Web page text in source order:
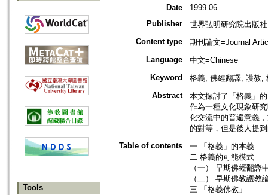
Tools
Date
1999.06
Publisher
世界弘明研究院出版社
Content type
期刊論文=Journal
Language
中文=Chinese
Keyword
格義; 佛經翻譯; 護教;
Abstract
本文探討了「格義」
作為一種文化現象研
化交流中的普遍意義
的對等，但是後人提
Table of contents
一 「格義」的本義
二 格義的可能模式
（一） 早期佛經翻譯
（二） 早期佛教護教
三 「格義佛教」